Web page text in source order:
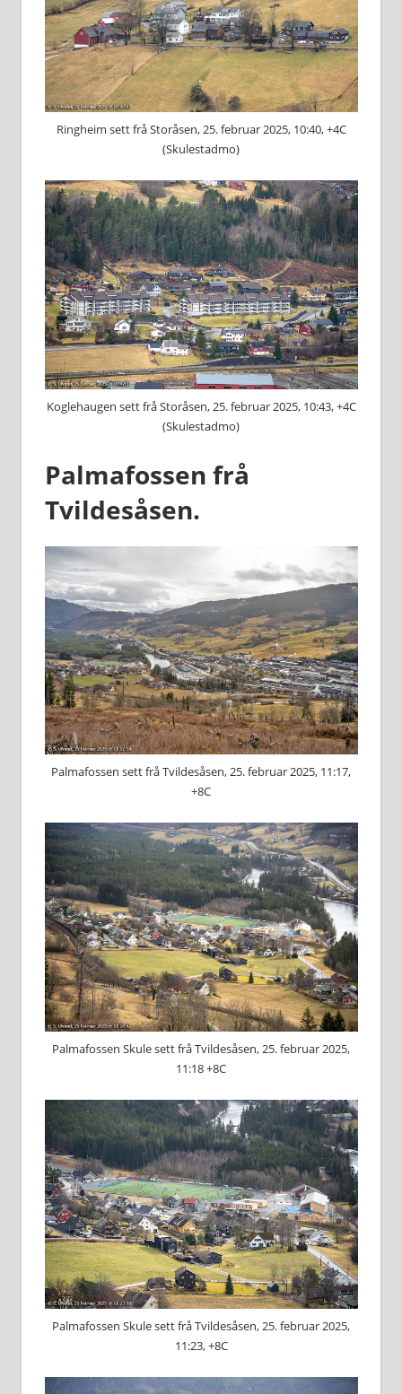
Ringheim sett frå Storåsen, 25. februar 2025, 10:40, +4C
(Skulestadmo)
Koglehaugen sett frå Storåsen, 25. februar 2025, 10:43, +4C
(Skulestadmo)
Palmafossen frå
Tvildesåsen.
Palmafossen sett frå Tvildesåsen, 25. februar 2025, 11:17,
+8C
Palmafossen Skule sett frå Tvildesåsen, 25. februar 2025,
11:18 +8C
Palmafossen Skule sett frå Tvildesåsen, 25. februar 2025,
11:23, +8C